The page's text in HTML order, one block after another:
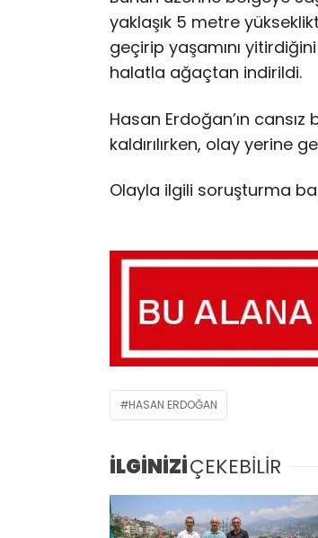
yaklaşık 5 metre
geçirip yaşamını
halatla ağaçtan indirildi.
Hasan Erdoğan’ın
kaldırılırken, olay yerine
Olayla ilgili soruşturma
HASAN ERDOĞAN
İLGİNİZİÇEKEBİLİR